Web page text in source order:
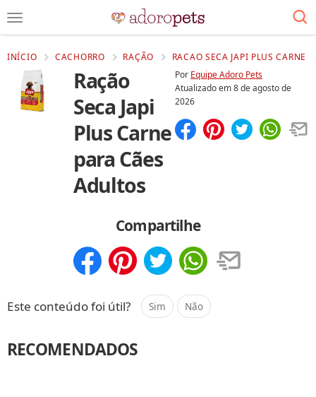
INÍCIO CACHORRO RAÇÃO RACAO SECA JAPI PLUS CARNE
Ração
Seca Japi
Plus Carne
para Cães
Adultos
Por Equipe Adoro Pets
Atualizado em8 de agosto de
2026
Compartilhe
Este conteúdo foi útil? Sim Não
RECOMENDADOS